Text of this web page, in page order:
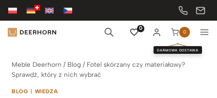
Przejdź
treści
0
0
DARMOWA DOSTAWA
Meble Deerhorn / Blog / Fotel skórzany czy materiałowy?
Sprawdź, który z nich wybrać
BLOG | WIEDZA